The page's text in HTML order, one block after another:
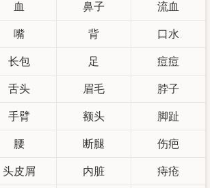
血 鼻子 流血
嘴 背 口水
长包 足 痘痘
舌头 眉毛 脖子
手臂 额头 脚趾
腰 断腿 伤疤
头皮屑 内脏 痔疮